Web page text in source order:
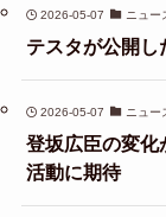
2026-05-07 ニュー
テスタが公開し
2026-05-07 ニュー
登坂広臣の変
活動に期待